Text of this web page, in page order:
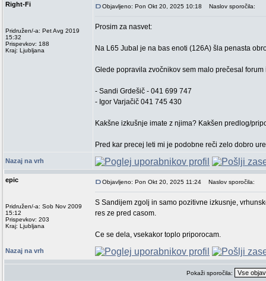
Right-Fi
Pridružen/-a: Pet Avg 2019
15:32
Prispevkov: 188
Kraj: Ljubljana
Objavljeno: Pon Okt 20, 2025 10:18 Naslov sporočila:
Prosim za nasvet:
Na L65 Jubal je na bas enoti (126A) šla penasta
Glede popravila zvočnikov sem malo prečesal
- Sandi Grdešič - 041 699 747
- Igor Varjačič 041 745 430
Kakšne izkušnje imate z njima? Kakšen predlog/
Pred kar precej leti mi je podobne reči zelo dobro
Nazaj na vrh
epic
Pridružen/-a: Sob Nov 2009
15:12
Prispevkov: 203
Kraj: Ljubljana
Objavljeno: Pon Okt 20, 2025 11:24 Naslov sporočila:
S Sandijem zgolj in samo pozitivne izkusnje,
res ze pred casom.
Ce se dela, vsekakor toplo priporocam.
Nazaj na vrh
Pokaži sporočila: